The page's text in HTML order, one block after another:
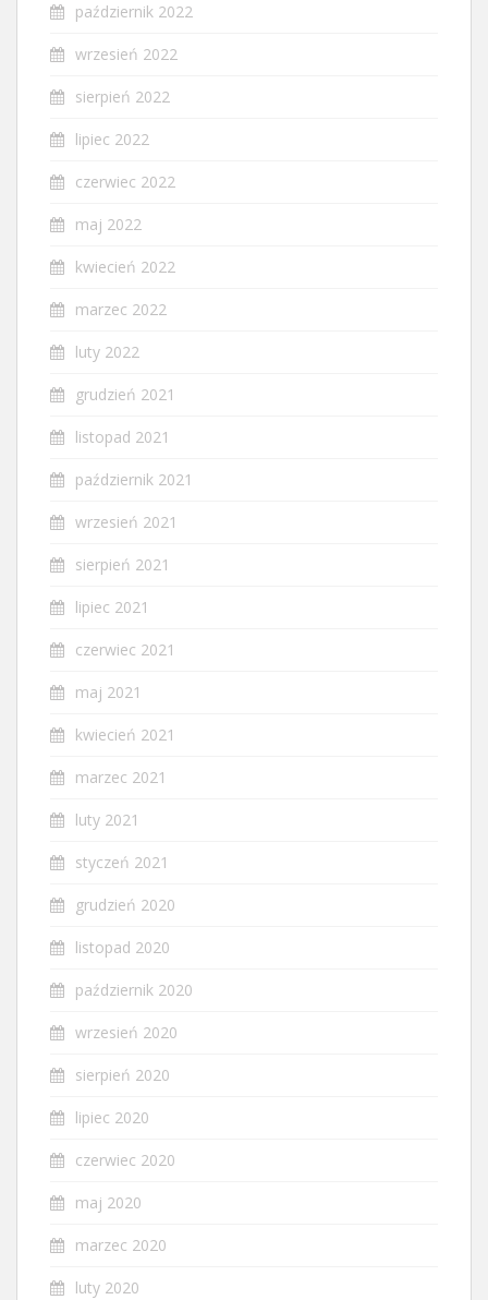
październik 2022
wrzesień 2022
sierpień 2022
lipiec 2022
czerwiec 2022
maj 2022
kwiecień 2022
marzec 2022
luty 2022
grudzień 2021
listopad 2021
październik 2021
wrzesień 2021
sierpień 2021
lipiec 2021
czerwiec 2021
maj 2021
kwiecień 2021
marzec 2021
luty 2021
styczeń 2021
grudzień 2020
listopad 2020
październik 2020
wrzesień 2020
sierpień 2020
lipiec 2020
czerwiec 2020
maj 2020
marzec 2020
luty 2020